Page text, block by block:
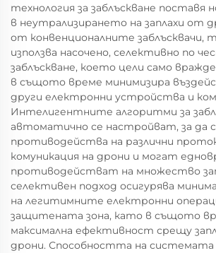
технология за заблъскване поставя
в неутрализирането на заплахи от
от конвенционалните заблъсквачи,
използва насочено, селективно по
заблъскване, което цели само
в същото време минимизира
други електронни устройства и
Интелигентните алгоритми за
автоматично се настройват, за да
противодейства на различни
комуникация на дрони и могат
противодействат на множество
селективен подход осигурява
на легитимните електронни
защитената зона, като в същото
максимална ефективност срещу
дрони. Способността на системата